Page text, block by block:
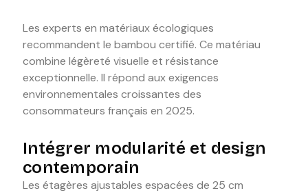
Les experts en matériaux écologiques
recommandent le bambou certifié. Ce matériau
combine légèreté visuelle et résistance
exceptionnelle. Il répond aux exigences
environnementales croissantes des
consommateurs français en 2025.
Intégrer modularité et design
contemporain
Les étagères ajustables espacées de 25 cm